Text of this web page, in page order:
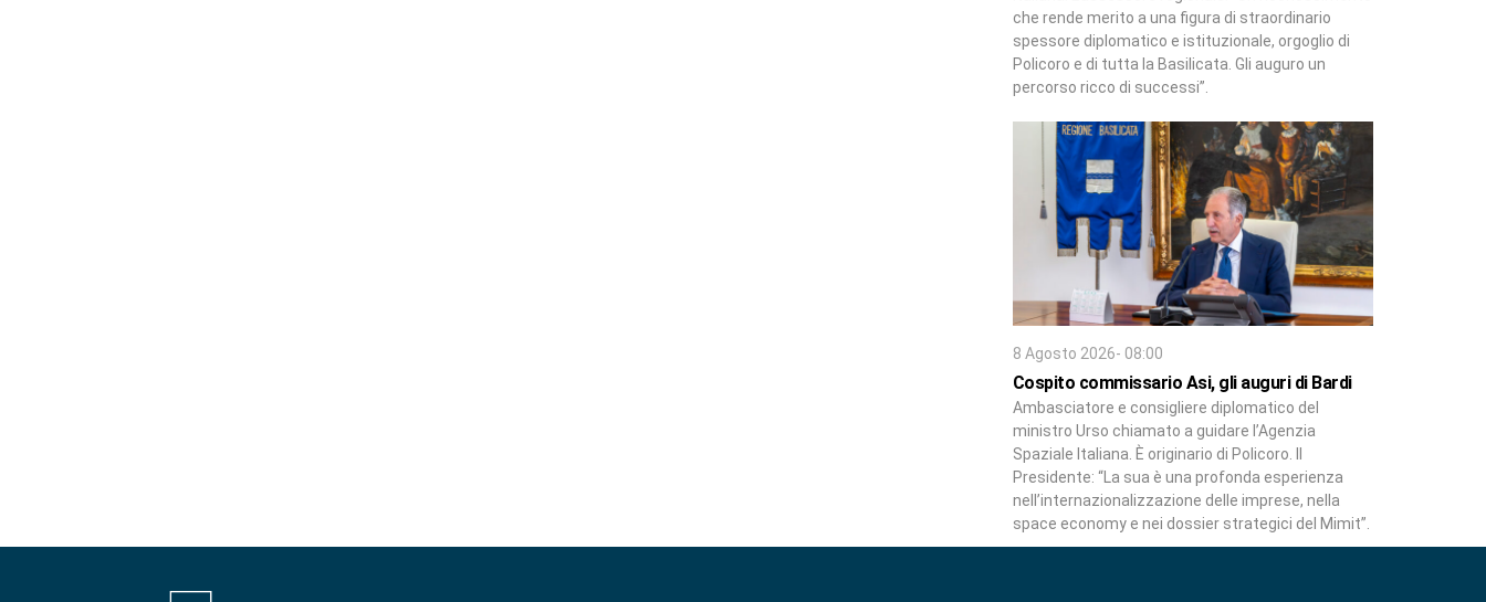
che rende merito a una figura di straordinario
spessore diplomatico e istituzionale, orgoglio di
Policoro e di tutta la Basilicata. Gli auguro un
percorso ricco di successi”.
8 Agosto 2026- 08:00
Cospito commissario Asi, gli auguri di Bardi
Ambasciatore e consigliere diplomatico del
ministro Urso chiamato a guidare l’Agenzia
Spaziale Italiana. È originario di Policoro. Il
Presidente: “La sua è una profonda esperienza
nell’internazionalizzazione delle imprese, nella
space economy e nei dossier strategici del Mimit”.